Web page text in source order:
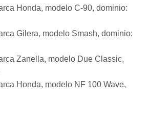
Honda, modelo C-90, dominio:
Gilera, modelo Smash, dominio:
Zanella, modelo Due Classic,
Honda, modelo NF 100 Wave,